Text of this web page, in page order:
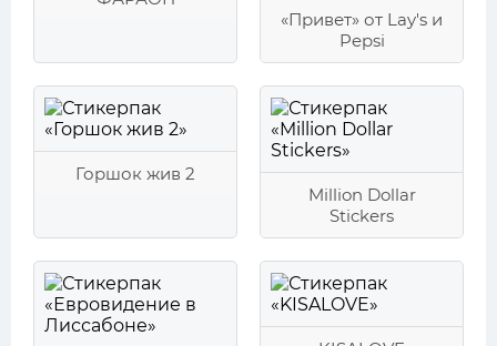
«Привет» от Lay's и
Pepsi
Горшок жив 2
Million Dollar
Stickers